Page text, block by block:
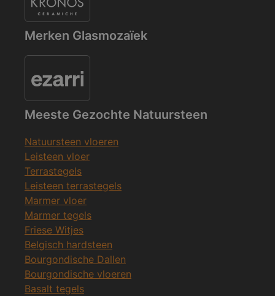
Merken Glasmozaïek
Meeste Gezochte Natuursteen
Natuursteen vloeren
Leisteen vloer
Terrastegels
Leisteen terrastegels
Marmer vloer
Marmer tegels
Friese Witjes
Belgisch hardsteen
Bourgondische Dallen
Bourgondische vloeren
Basalt tegels